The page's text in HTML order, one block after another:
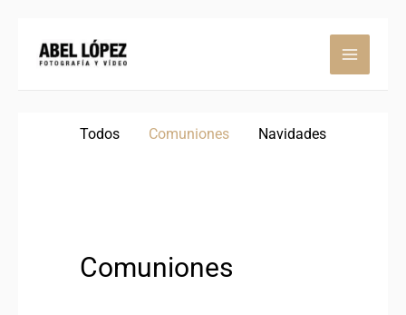
contenido
posts
Todos
Comuniones Navidades
Comuniones